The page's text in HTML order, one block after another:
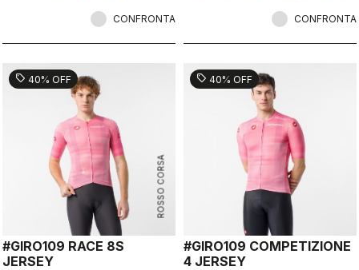
CONFRONTA CONFRONTA
ROSSO CORSA
sell 40% OFF
#GIRO109 RACE 8S
JERSEY
sell 40% OFF
#GIRO109 COMPETIZIONE
4 JERSEY